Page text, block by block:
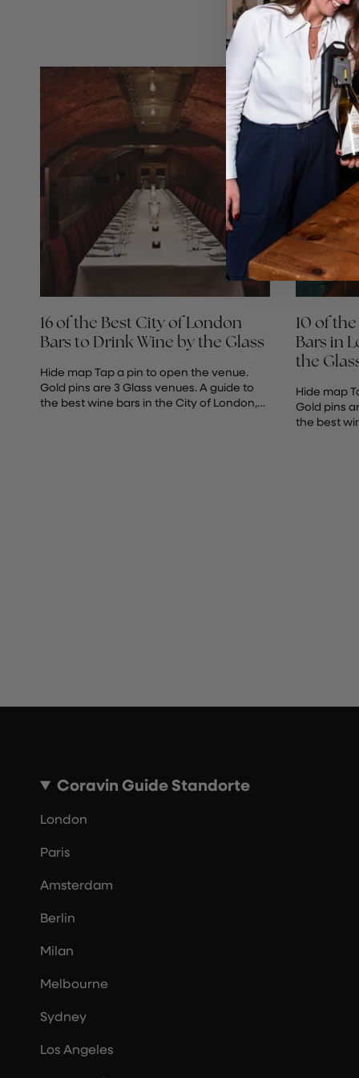
16 of the Best City of London
Bars to Drink Wine by the Glass
Hide map Tap a pin to open the venue.
Gold pins are 3 Glass venues. A guide to
the best wine bars in the City of London,
10 of
Bars in
the
Hide map
Gold pins
the best
Coravin Guide Standorte
London
Paris
Amsterdam
Berlin
Milan
Melbourne
Sydney
Los Angeles